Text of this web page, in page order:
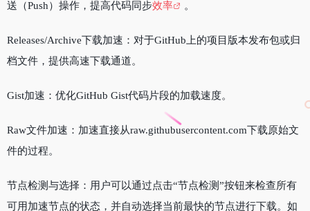
送（Push）操作，提高代码同步效率 。
Releases/Archive下载加速：对于GitHub上的项目版本发布包或归
档文件，提供高速下载通道。
Gist加速：优化GitHub Gist代码片段的加载速度。
Raw文件加速：加速直接从raw.githubusercontent.com下载原始文
件的过程。
节点检测与选择：用户可以通过点击“节点检测”按钮来检查所有
可用加速节点的状态，并自动选择当前最快的节点进行下载。如